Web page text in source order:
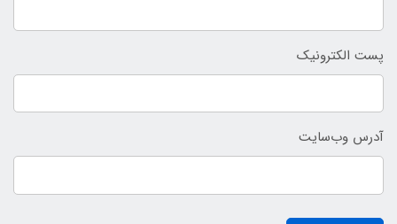
پست الکترونیک
آدرس وب‌سایت